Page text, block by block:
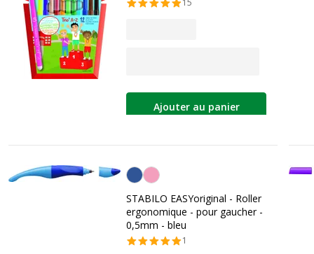
Ajouter au panier
Bleu
STABILO EASYoriginal - Roller
ergonomique - pour gaucher -
0,5mm - bleu
1